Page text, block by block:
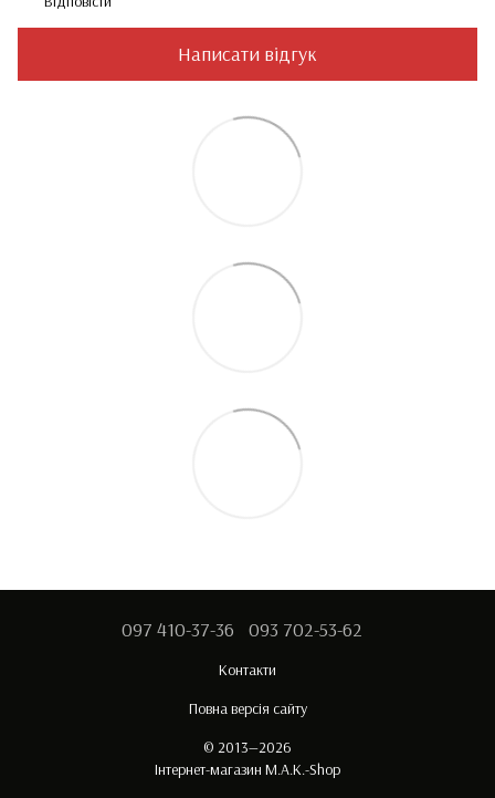
Написати відгук
097 410-37-36 093 702-53-62
Контакти
Повна версія сайту
© 2013—2026
Інтернет-магазин M.A.K.-Shop